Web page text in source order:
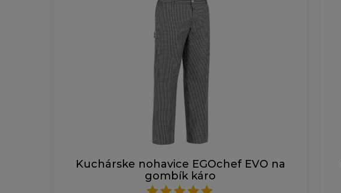
Kuchárske nohavice EGOchef EVO na
gombík káro